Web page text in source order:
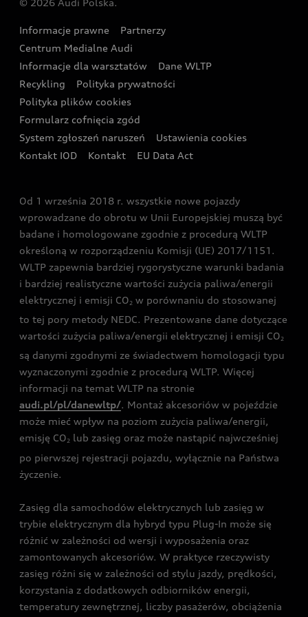
Wyszukaj najbliższego Partnera Audi
Oferta dla przedsiębiorców
Oferta dla klientów prywatnych
Kalkulator rat
Ubezpieczenie
Audi exclusive
Zasięg
Gwarancja
Akcje serwisowe Audi
Katalog online akcesoriów
Audi i Muzeum Sztuki Nowoczesnej w Warszawie
Audi driving experience
Audi quattro Cup
Audi i Puchar Świata w Skokach Narciarskich w
Zakopanem
© 2026 Audi Polska.
Informacje prawne
Partnerzy
Centrum Medialne Audi
Informacje dla warsztatów
Dane WLTP
Recykling
Polityka prywatności
Polityka plików cookies
Formularz cofnięcia zgód
System zgłoszeń naruszeń
Ustawienia cookies
Kontakt IOD
Kontakt EU Data Act
Od 1 września 2018 r. wszystkie nowe pojazdy
wprowadzane do obrotu w Unii Europejskiej muszą być
badane i homologowane zgodnie z procedurą WLTP
określoną w rozporządzeniu Komisji (UE) 2017/1151.
WLTP zapewnia bardziej rygorystyczne warunki badania
i bardziej realistyczne wartości zużycia paliwa/energii
elektrycznej i emisji CO2 w porównaniu do stosowanej
to tej pory metody NEDC. Prezentowane dane dotyczące
wartości zużycia paliwa/energii elektrycznej i emisji CO2
są danymi zgodnymi ze świadectwem homologacji typu
wyznaczonymi zgodnie z procedurą WLTP. Więcej
informacji na temat WLTP na stronie
audi.pl/pl/danewltp/. Montaż akcesoriów w pojeździe
może mieć wpływ na poziom zużycia paliwa/energii,
emisję CO2 lub zasięg oraz może nastąpić najwcześniej
po pierwszej rejestracji pojazdu, wyłącznie na Państwa
życzenie.
Zasięg dla samochodów elektrycznych lub zasięg w
trybie elektrycznym dla hybryd typu Plug-In może się
różnić w zależności od wersji i wyposażenia oraz
zamontowanych akcesoriów. W praktyce rzeczywisty
zasięg różni się w zależności od stylu jazdy, prędkości,
korzystania z dodatkowych odbiorników energii,
temperatury zewnętrznej, liczby pasażerów, obciążenia